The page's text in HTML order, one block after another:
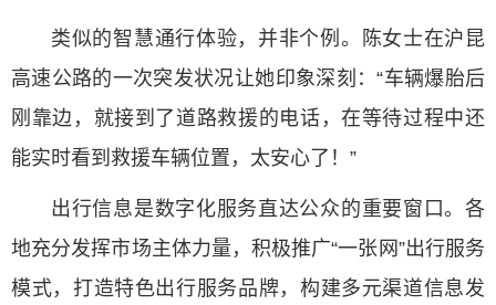
类似的智慧通行体验，并非个例。陈女士在沪昆
高速公路的一次突发状况让她印象深刻：“车辆爆胎后
刚靠边，就接到了道路救援的电话，在等待过程中还
能实时看到救援车辆位置，太安心了！”
出行信息是数字化服务直达公众的重要窗口。各
地充分发挥市场主体力量，积极推广“一张网”出行服务
模式，打造特色出行服务品牌，构建多元渠道信息发